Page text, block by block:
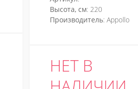
Высота, см: 220
Производитель: Appollo
НЕТ В